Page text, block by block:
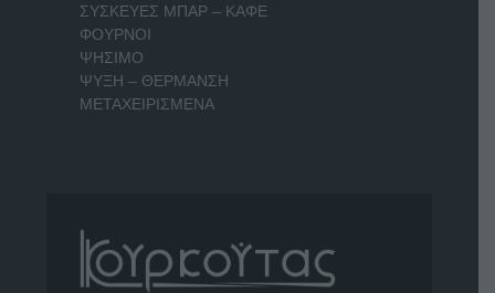
ΣΥΣΚΕΥΕΣ ΜΠΑΡ – ΚΑΦΕ
ΦΟΥΡΝΟΙ
ΨΗΣΙΜΟ
ΨΥΞΗ – ΘΕΡΜΑΝΣΗ
ΜΕΤΑΧΕΙΡΙΣΜΕΝΑ